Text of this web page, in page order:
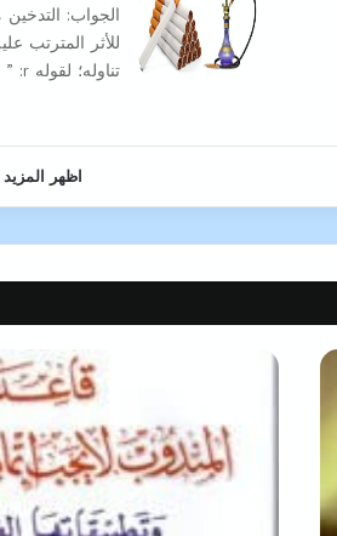
الجواب:
للأثر المترتب
تناوله؛ لقوله r: ”
اظهر المزيد